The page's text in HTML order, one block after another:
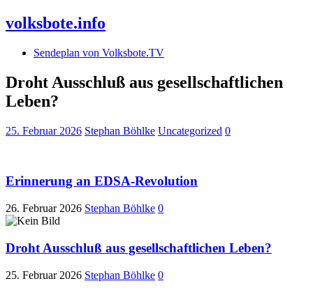
volksbote.info
Sendeplan von Volksbote.TV
Droht Ausschluß aus gesellschaftlichen
Leben?
25. Februar 2026 Stephan Böhlke Uncategorized 0
Erinnerung an EDSA-Revolution
26. Februar 2026 Stephan Böhlke 0
Droht Ausschluß aus gesellschaftlichen Leben?
25. Februar 2026 Stephan Böhlke 0